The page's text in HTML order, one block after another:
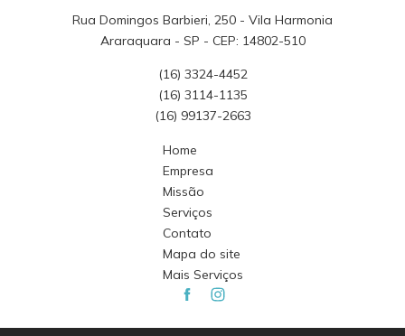
Rua Domingos Barbieri, 250 - Vila Harmonia
Araraquara - SP - CEP: 14802-510
(16) 3324-4452
(16) 3114-1135
(16) 99137-2663
Home
Empresa
Missão
Serviços
Contato
Mapa do site
Mais Serviços